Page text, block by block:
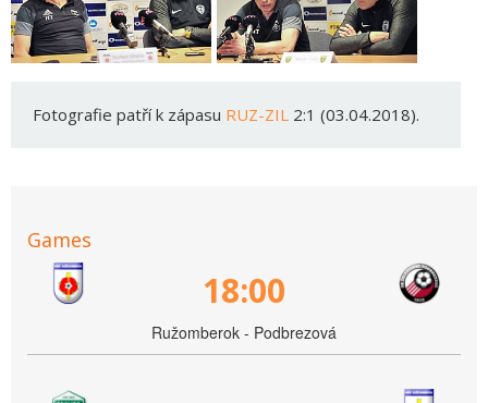
Fotografie patří k zápasu RUZ-ZIL 2:1 (03.04.2018).
Games
18:00
Ružomberok - Podbrezová